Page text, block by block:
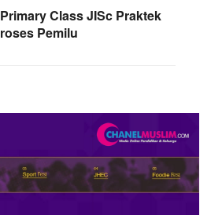
Class JISc Praktek
Pemilu